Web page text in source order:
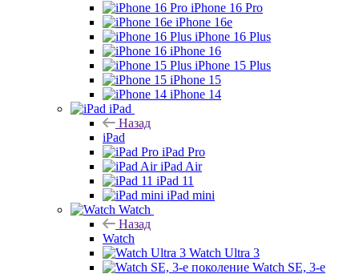
iPhone 16 Pro
iPhone 16e
iPhone 16 Plus
iPhone 16
iPhone 15 Plus
iPhone 15
iPhone 14
iPad
Назад
iPad
iPad Pro
iPad Air
iPad 11
iPad mini
Watch
Назад
Watch
Watch Ultra 3
Watch SE, 3-е